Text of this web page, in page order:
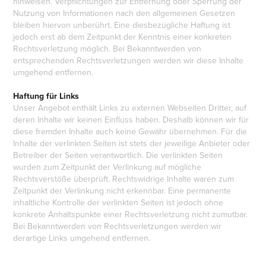
Nutzung von Informationen nach den allgemeinen Gesetzen
bleiben hiervon unberührt. Eine diesbezügliche Haftung ist
jedoch erst ab dem Zeitpunkt der Kenntnis einer konkreten
Rechtsverletzung möglich. Bei Bekanntwerden von
entsprechenden Rechtsverletzungen werden wir diese Inhalte
umgehend entfernen.
Haftung für Links
Unser Angebot enthält Links zu externen Webseiten Dritter, auf
deren Inhalte wir keinen Einfluss haben. Deshalb können wir für
diese fremden Inhalte auch keine Gewähr übernehmen. Für die
Inhalte der verlinkten Seiten ist stets der jeweilige Anbieter oder
Betreiber der Seiten verantwortlich. Die verlinkten Seiten
wurden zum Zeitpunkt der Verlinkung auf mögliche
Rechtsverstöße überprüft. Rechtswidrige Inhalte waren zum
Zeitpunkt der Verlinkung nicht erkennbar. Eine permanente
inhaltliche Kontrolle der verlinkten Seiten ist jedoch ohne
konkrete Anhaltspunkte einer Rechtsverletzung nicht zumutbar.
Bei Bekanntwerden von Rechtsverletzungen werden wir
derartige Links umgehend entfernen.